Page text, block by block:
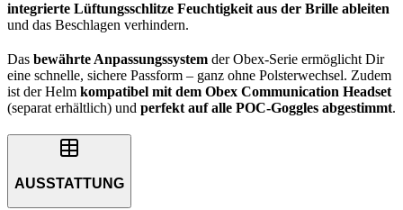
integrierte Lüftungsschlitze Feuchtigkeit aus der Brille ableiten
und das Beschlagen verhindern.
Das bewährte Anpassungssystem der Obex-Serie ermöglicht Dir
eine schnelle, sichere Passform – ganz ohne Polsterwechsel. Zudem
ist der Helm kompatibel mit dem Obex Communication Headset
(separat erhältlich) und perfekt auf alle POC-Goggles abgestimmt.
AUSSTATTUNG